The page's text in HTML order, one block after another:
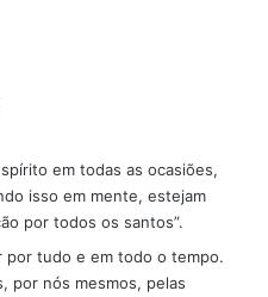
em todas as ocasiões,
isso em mente, estejam
por todos os santos”.
por tudo e em todo o tempo.
por nós mesmos, pelas